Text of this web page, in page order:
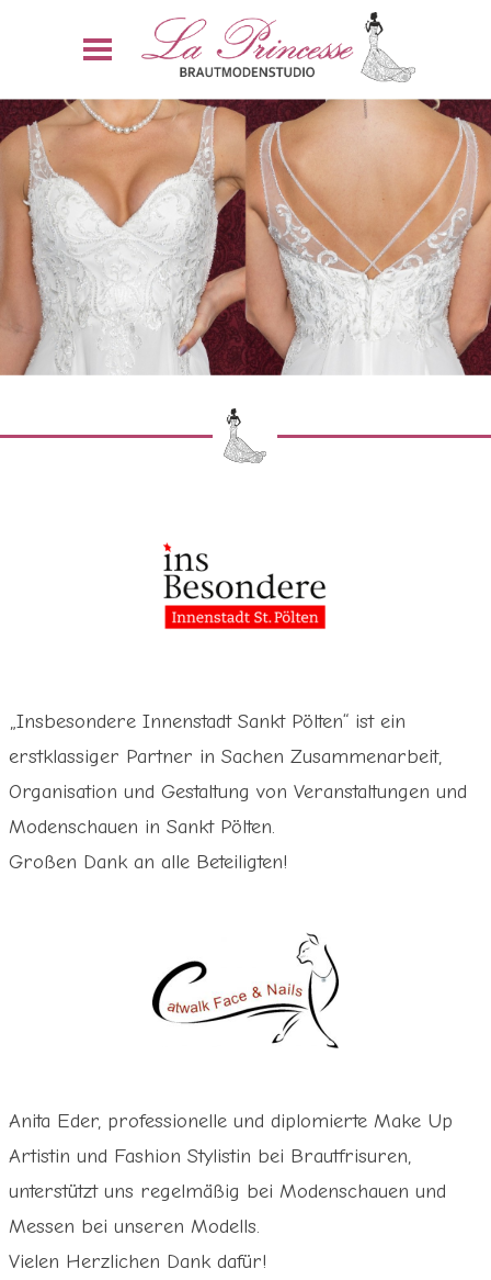
„Insbesondere Innenstadt Sankt Pölten“ ist ein
erstklassiger Partner in Sachen Zusammenarbeit,
Organisation und Gestaltung von Veranstaltungen und
Modenschauen in Sankt Pölten.
Großen Dank an alle Beteiligten!
Anita Eder, professionelle und diplomierte Make Up
Artistin und Fashion Stylistin bei Brautfrisuren,
unterstützt uns regelmäßig bei Modenschauen und
Messen bei unseren Modells.
Vielen Herzlichen Dank dafür!